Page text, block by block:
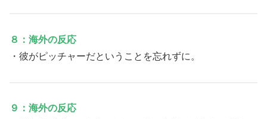
８：海外の反応
・彼がピッチャーだということを忘れずに。
９：海外の反応